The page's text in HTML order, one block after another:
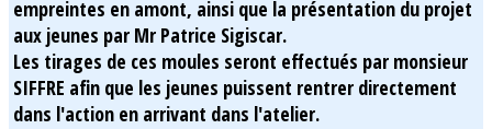
empreintes en amont, ainsi que la présentation du projet
aux jeunes par Mr Patrice Sigiscar.
Les tirages de ces moules seront effectués par monsieur
SIFFRE afin que les jeunes puissent rentrer directement
dans l'action en arrivant dans l'atelier.